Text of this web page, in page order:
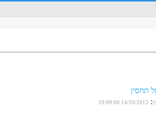
תחסין
:
14/10/2015 19:09:00